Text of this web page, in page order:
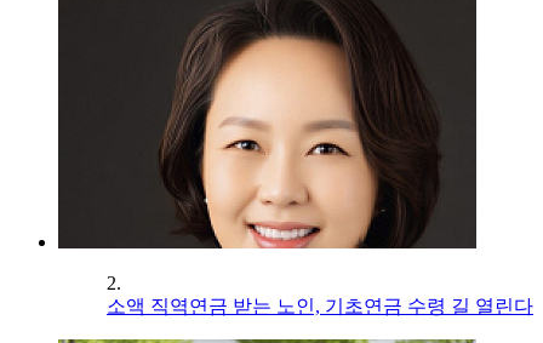
2.
소액 직역연금 받는 노인, 기초연금 수령 길 열린다